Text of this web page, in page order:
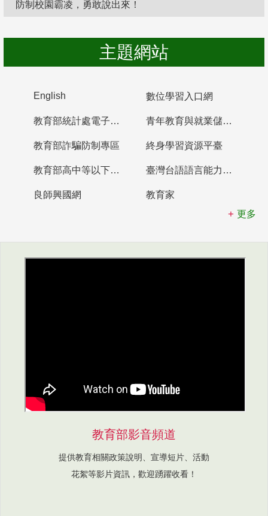
防制校園霸凌，勇敢說出來！
主題網站
English 數位學習入口網
教育部統計處電子書櫃 青年教育與就業儲蓄帳戶
教育部詐騙防制專區 終身學習資源平臺
教育部高中等以下學校及幼兒園教師資格檢定考試 臺灣台語語言能力認證網站
良師興國網
教育家
更多
教育部影音頻道
提供教育相關政策說明、宣導短片、活動
花絮等影片資訊，歡迎踴躍收看！